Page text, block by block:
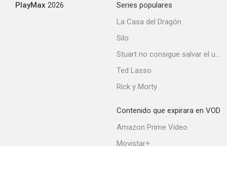
PlayMax 2026
Series populares
La Casa del Dragón
Silo
Stuart no consigue salvar el universo
Ted Lasso
Rick y Morty
Contenido que expirara en VOD
Amazon Prime Video
Movistar+